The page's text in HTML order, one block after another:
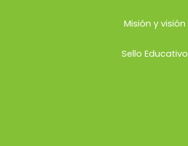
Misión y visión
Sello Educativo